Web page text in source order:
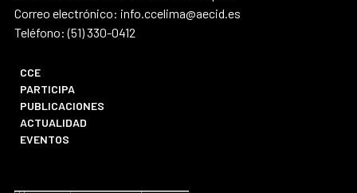
Correo electrónico: info.ccelima@aecid.es
Teléfono: (51) 330-0412
CCE
PARTICIPA
PUBLICACIONES
ACTUALIDAD
EVENTOS